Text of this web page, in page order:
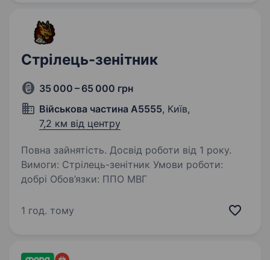
Стрілець-зенітник
35 000 – 65 000 грн
Військова частина А5555, Київ,
7,2 км від центру
Повна зайнятість. Досвід роботи від 1 року.
Вимоги: Стрілець-зенітник Умови роботи:
добрі Обов’язки: ППО МВГ
1 год. тому